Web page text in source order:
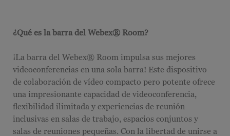
¿Qué es la barra del Webex® Room?
¡La barra del Webex® Room impulsa sus mejores
videoconferencias en una sola barra! Este dispositivo
de colaboración de vídeo compacto pero potente ofrece
una impresionante capacidad de videoconferencia,
flexibilidad ilimitada y experiencias de reunión
inclusivas en salas de trabajo, espacios conjuntos y
salas de reuniones pequeñas. Con la libertad de unirse a